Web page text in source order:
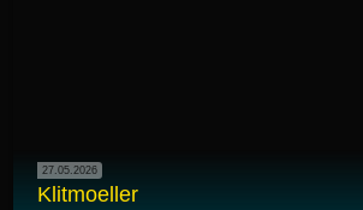
27.05.2026
Klitmoeller